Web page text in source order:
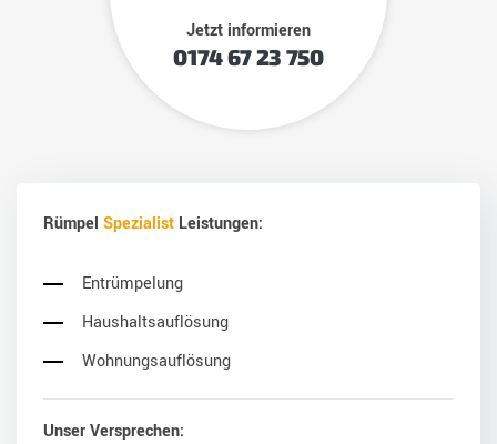
Jetzt informieren
‎0174 67 23 750
Rümpel Spezialist Leistungen:
Entrümpelung
Haushaltsauflösung
Wohnungsauflösung
Unser Versprechen: